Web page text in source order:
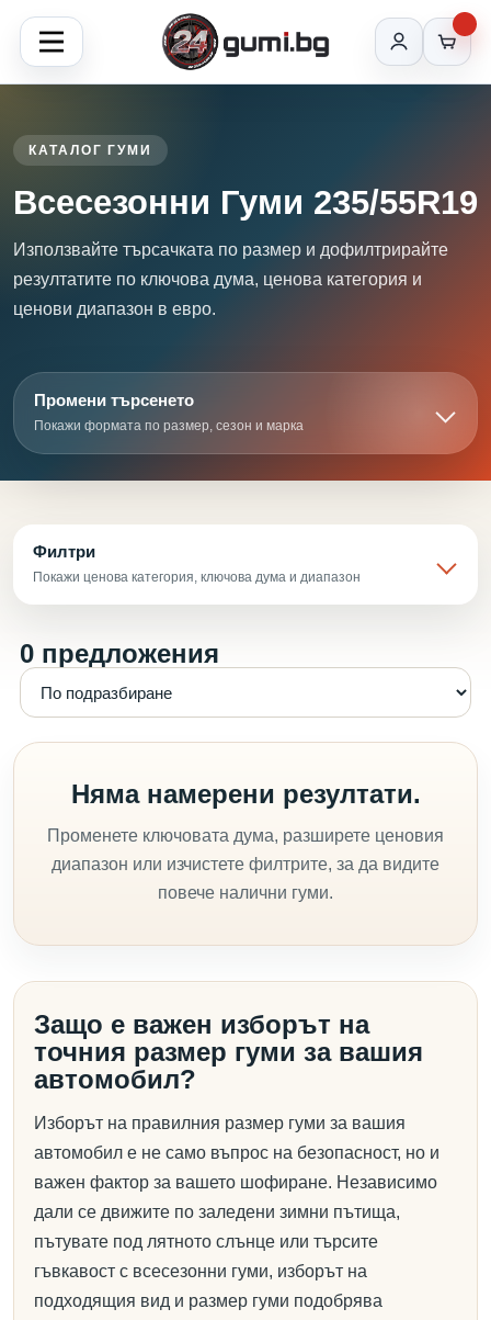
КАТАЛОГ ГУМИ
Всесезонни Гуми 235/55R19
Използвайте търсачката по размер и дофилтрирайте
резултатите по ключова дума, ценова категория и
ценови диапазон в евро.
Промени търсенето
Покажи формата по размер, сезон и марка
Филтри
Покажи ценова категория, ключова дума и диапазон
0 предложения
Няма намерени резултати.
Променете ключовата дума, разширете ценовия
диапазон или изчистете филтрите, за да видите
повече налични гуми.
Защо е важен изборът на
точния размер гуми за вашия
автомобил?
Изборът на правилния размер гуми за вашия
автомобил е не само въпрос на безопасност, но и
важен фактор за вашето шофиране. Независимо
дали се движите по заледени зимни пътища,
пътувате под лятното слънце или търсите
гъвкавост с всесезонни гуми, изборът на
подходящия вид и размер гуми подобрява